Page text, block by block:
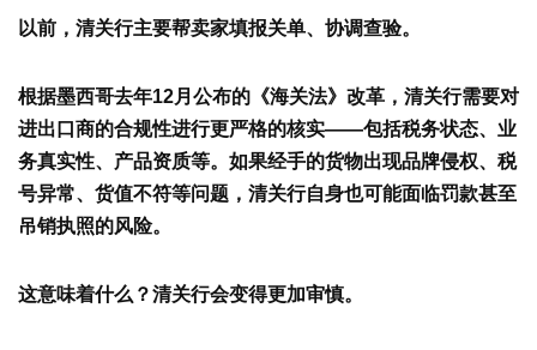
以前，清关行主要帮卖家填报关单、协调查验。
根据墨西哥去年12月公布的《海关法》改革 ， 清关行需要对
进出口商的合规性进行更严格的核实——包括税务状态、业
务真实性、产品资质等。如果经手的货物出现品牌侵权、税
号异常、货值不符等问题， 清关行自身也可能面临罚款甚至
吊销执照的风险。
这意味着什么？清关行会变得更加审慎。